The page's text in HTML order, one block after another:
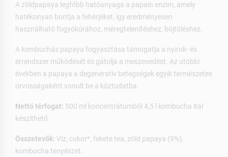
A zöldpapaya legfőbb hatóanyaga a papain enzim, amely
hatékonyan bontja a fehérjéket, így eredményesen
használható fogyókúrához, méregtelenítéshez, böjtöléshez.
A kombuchás papaya fogyasztása támogatja a nyirok- és
érrendszer működését és gátolja a meszesedést. Az utóbbi
években a papaya a degeneratív betegségek egyik természetes
orvosságaként vonult be a köztudatba.
Nettó térfogat: 500 ml koncentrátumból 4,5 l kombucha ital
készíthető
Összetevők: Víz, cukor*, fekete tea, zöld papaya (9%),
kombucha tenyészet.